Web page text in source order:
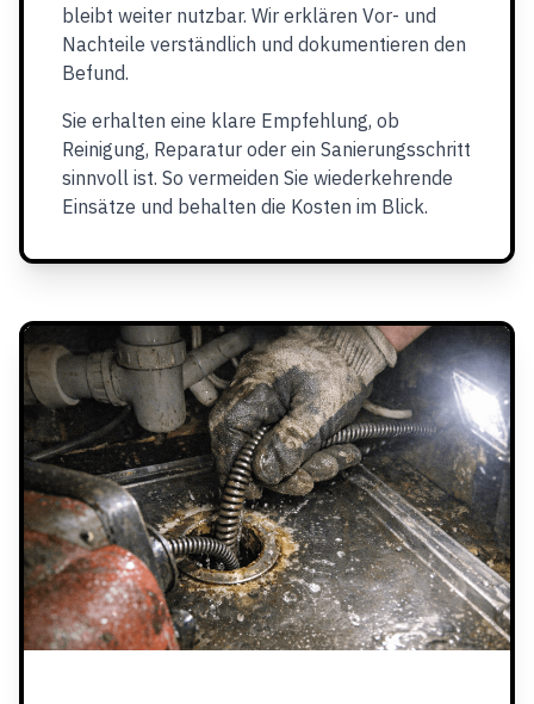
bleibt weiter nutzbar. Wir erklären Vor- und
Nachteile verständlich und dokumentieren den
Befund.
Sie erhalten eine klare Empfehlung, ob
Reinigung, Reparatur oder ein Sanierungsschritt
sinnvoll ist. So vermeiden Sie wiederkehrende
Einsätze und behalten die Kosten im Blick.